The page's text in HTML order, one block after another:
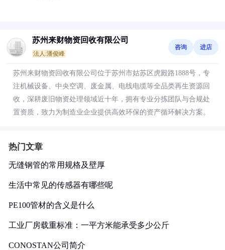
苏州来财物资回收有限公司
法人:潘俊峰
咨询 进店
苏州来财物资回收有限公司位于苏州市姑苏区虎殿路1888号，专
注机械设备、中央空调、废金属、电线电缆等全品类再生资源回
收，深耕废旧物资处理领域近十年，拥有专业分拣团队与合规处
置资质，致力为制造业企业提供高效环保的资产循环解决方案。
热门文章
无缝钢管的常用规格及壁厚
生活中常见的传感器有哪些呢
PE100管材的含义是什么
工业厂房载重标准：一平方米能承受多少公斤
CONOSTAN公司简介